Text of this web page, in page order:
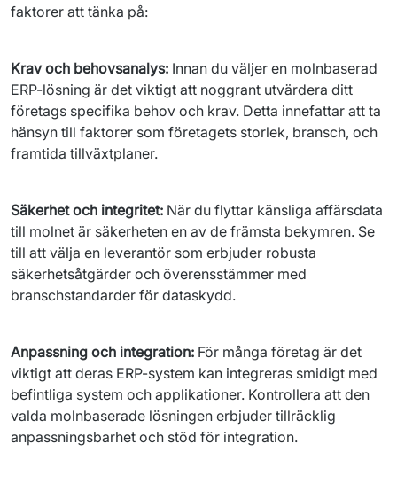
faktorer att tänka på:
Krav och behovsanalys: Innan du väljer en molnbaserad
ERP-lösning är det viktigt att noggrant utvärdera ditt
företags specifika behov och krav. Detta innefattar att ta
hänsyn till faktorer som företagets storlek, bransch, och
framtida tillväxtplaner.
Säkerhet och integritet: När du flyttar känsliga affärsdata
till molnet är säkerheten en av de främsta bekymren. Se
till att välja en leverantör som erbjuder robusta
säkerhetsåtgärder och överensstämmer med
branschstandarder för dataskydd.
Anpassning och integration: För många företag är det
viktigt att deras ERP-system kan integreras smidigt med
befintliga system och applikationer. Kontrollera att den
valda molnbaserade lösningen erbjuder tillräcklig
anpassningsbarhet och stöd för integration.